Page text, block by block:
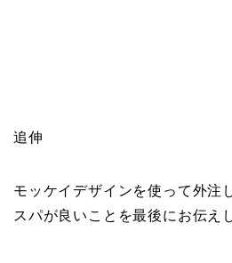
追伸
モッケイデザインを使って外注
スパが良いことを最後にお伝え